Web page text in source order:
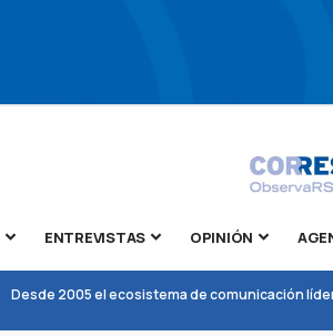
ENTREVISTAS OPINIÓN
Desde 2005 el ecosistema de comunicación